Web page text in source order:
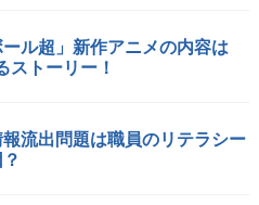
ール超」新作アニメの内容は
ストーリー！
流出問題は職員のリテラシー